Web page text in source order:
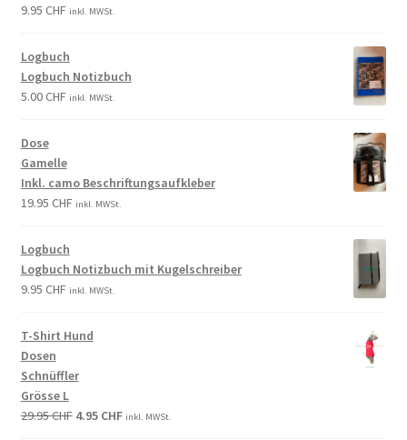
9.95 CHF inkl. MWSt.
Logbuch
Logbuch Notizbuch
5.00CHF inkl. MWSt.
Dose
Gamelle
Inkl. camo Beschriftungsaufkleber
19.95 CHF inkl. MWSt.
Logbuch
Logbuch Notizbuch mit Kugelschreiber
9.95 CHF inkl. MWSt.
T-Shirt Hund
Dosen
Schnüffler
Grösse L
29.95CHF 4.95 CHF inkl. MWSt.